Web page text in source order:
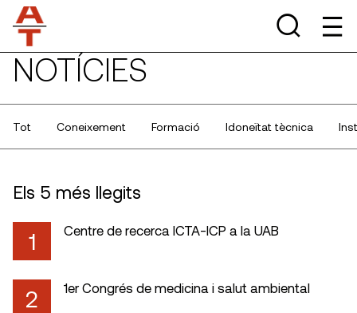
NOTÍCIES
Tot Coneixement Formació Idoneïtat tècnica
Els 5 més llegits
1 Centre de recerca ICTA-ICP a la UAB
2 1er Congrés de medicina i salut ambiental